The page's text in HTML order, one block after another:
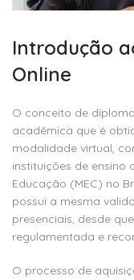
Introdução
Online
O conceito de
acadêmica que é
modalidade virtual,
instituições de ensino
Educação (MEC) no
possui a mesma
presenciais, desde
regulamentada e
O processo de